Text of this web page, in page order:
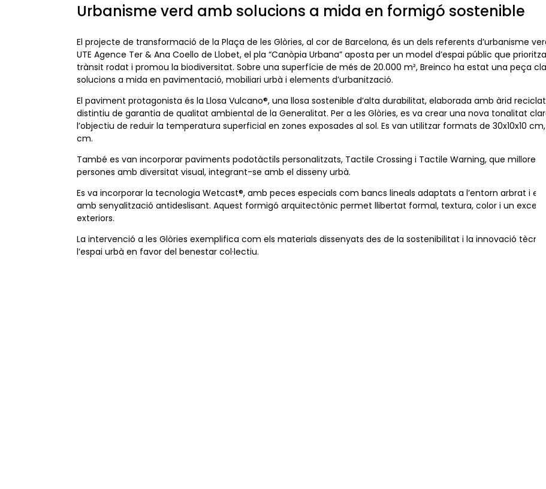
Urbanisme verd amb solucions a mida en formigó sostenible
El projecte de transformació de la Plaça de les Glòries, al cor de Barcelona, és un dels referents d’urbanisme
UTE Agence Ter & Ana Coello de Llobet, el pla “Canòpia Urbana” aposta per un model d’espai públic que
trànsit rodat i promou la biodiversitat. Sobre una superfície de més de 20.000 m², Breinco ha estat una peça
solucions a mida en pavimentació, mobiliari urbà i elements d’urbanització.
El paviment protagonista és la Llosa Vulcano®, una llosa sostenible d’alta durabilitat, elaborada amb àrid
distintiu de garantia de qualitat ambiental de la Generalitat. Per a les Glòries, es va crear una nova tonalitat
l’objectiu de reduir la temperatura superficial en zones exposades al sol. Es van utilitzar formats de 30x10x10 cm,
cm.
També es van incorporar paviments podotàctils personalitzats, Tactile Crossing i Tactile Warning, que milloren
persones amb diversitat visual, integrant-se amb el disseny urbà.
Es va incorporar la tecnologia Wetcast®, amb peces especials com bancs lineals adaptats a l’entorn arbrat i
amb senyalització antideslisant. Aquest formigó arquitectònic permet llibertat formal, textura, color i un
exteriors.
La intervenció a les Glòries exemplifica com els materials dissenyats des de la sostenibilitat i la innovació
l’espai urbà en favor del benestar col·lectiu.